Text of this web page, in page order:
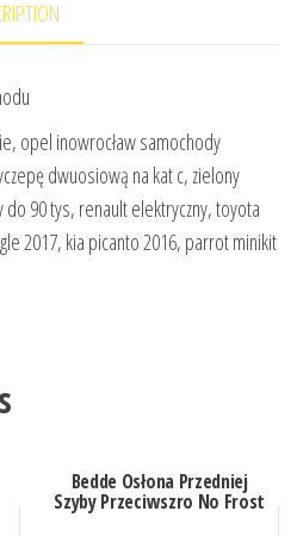
opel inowrocław samochody
dwuosiową na kat c, zielony
do 90 tys, renault elektryczny, toyota
2017, kia picanto 2016, parrot minikit
Bedde Osłona Przedniej
Szyby Przeciwszro No Frost